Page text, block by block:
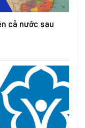
cả nước sau